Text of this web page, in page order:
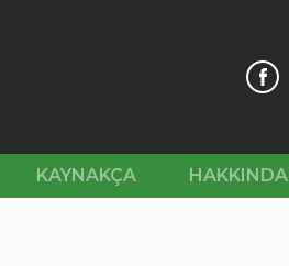
KAYNAKÇA HAKKINDA